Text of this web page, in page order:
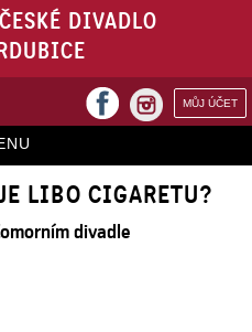
DIVADLO
MŮJ ÚČET
facebook
LIBO CIGARETU?
divadle